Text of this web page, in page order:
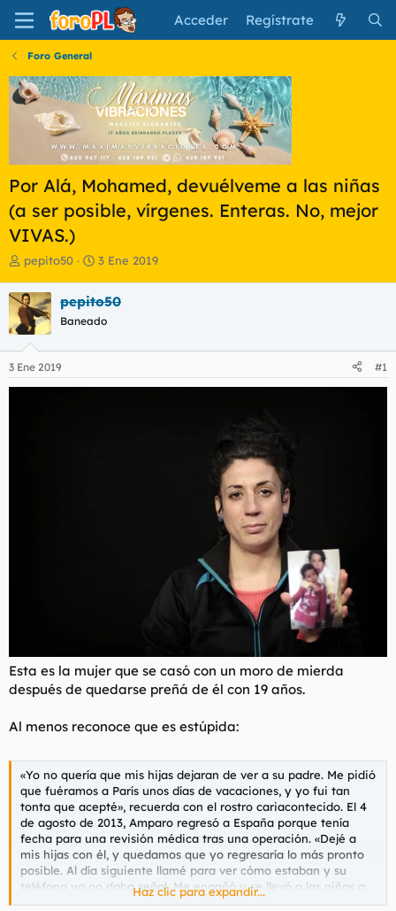
Acceder Regístrate
Foro General
Por Alá, Mohamed, devuélveme a las niñas
(a ser posible, vírgenes. Enteras. No, mejor
VIVAS.)
I
i
c
i
a
d
o
r
pepito50
F
h
a
e
n
3 Ene 2019
pepito50
Baneado
3 Ene 2019 #1
Esta es la mujer que se casó con un moro de mierda
después de quedarse preñá de él con 19 años.
Al menos reconoce que es estúpida:
«Yo no quería que mis hijas dejaran de ver a su padre. Me pidió
que fuéramos a París unos días de vacaciones, y yo fui tan
tonta que acepté», recuerda con el rostro cariacontecido. El 4
de agosto de 2013, Amparo regresó a España porque tenía
fecha para una revisión médica tras una operación. «Dejé a
mis hijas con él, y quedamos que yo regresaría lo más pronto
posible. Al día siguiente llamé para ver cómo estaban y su
teléfono ya no daba señal. Me engañó y se llevó a las niñas a
Argelia sin mi consentimiento», explica la mujer.
Haz clic para expandir...